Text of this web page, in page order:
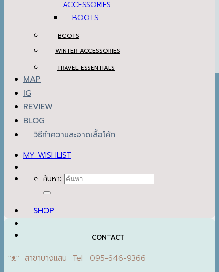
MAP
REVIEW
BLOG
วิธีทำความสะอาดเสื้อโค้ท
MY WISHLIST
ค้นหา:
CONTACT
ᵔᴥᵔ สาขาบางแสน Tel : 095-646-9366